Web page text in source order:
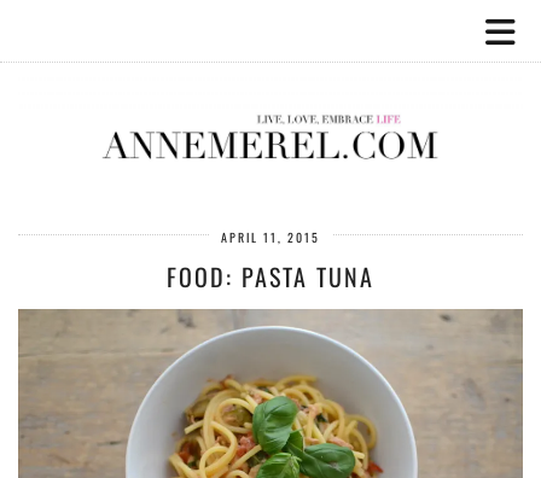
APRIL 11, 2015
FOOD: PASTA TUNA